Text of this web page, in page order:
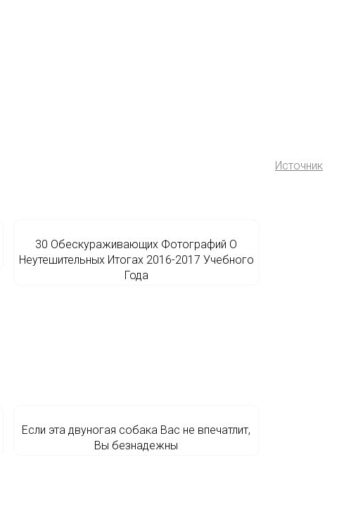
Источник
30 Обескураживающих Фотографий О
Неутешительных Итогах 2016-2017 Учебного
Года
Если эта двуногая собака Вас не впечатлит,
Вы безнадежны